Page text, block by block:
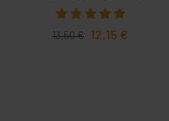
13,50 € 12,15 €